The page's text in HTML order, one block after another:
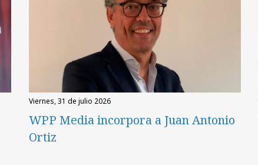
viernes, 31 de julio 2026
WPP Media incorpora a Juan Antonio
Ortiz